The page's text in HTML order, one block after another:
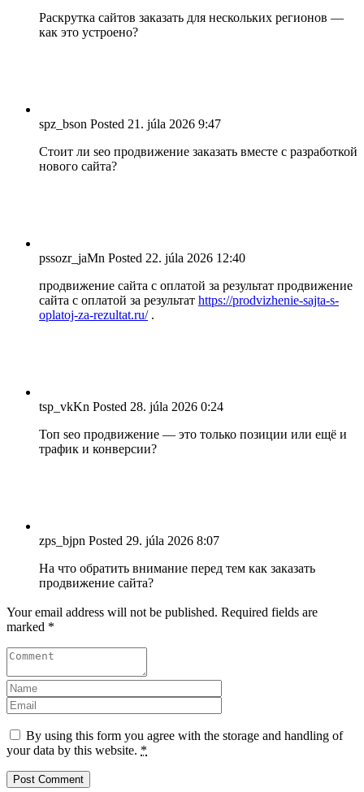
Раскрутка сайтов заказать для нескольких регионов —
как это устроено?
spz_bson Posted 21. júla 2026 9:47
Стоит ли seo продвижение заказать вместе с разработкой
нового сайта?
pssozr_jaMn Posted 22. júla 2026 12:40
продвижение сайта с оплатой за результат продвижение
сайта с оплатой за результат https://prodvizhenie-sajta-s-
oplatoj-za-rezultat.ru/.
tsp_vkKn Posted 28. júla 2026 0:24
Топ seo продвижение — это только позиции или ещё и
трафик и конверсии?
zps_bjpn Posted 29. júla 2026 8:07
На что обратить внимание перед тем как заказать
продвижение сайта?
Your email address will not be published. Required fields are
marked *
By using this form you agree with the storage and handling of
your data by this website. *